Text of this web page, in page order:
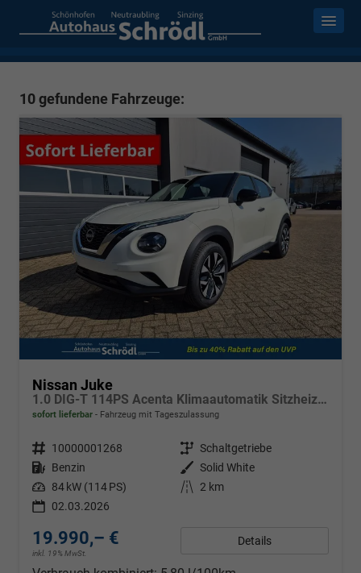
10 gefundene Fahrzeuge:
Nissan Juke
1.0 DIG-T 114PS Acenta Klimaautomatik Sitzheizung Rückf.Kamera Bluetooth Touchscreen wireless Apple CarPlay Android Auto
sofort lieferbar Fahrzeug mit Tageszulassung
Fahrzeugnr. 10000001268 Getriebe Schaltgetriebe
Kraftstoff Benzin Außenfarbe Solid White
Leistung 84 kW (114 PS) Kilometerstand
2 km
02.03.2026
19.990,– €
inkl. 19% MwSt.
Details